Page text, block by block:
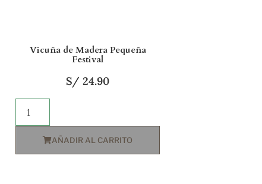
Vicuña de Madera Pequeña
Festival
S/ 24.90
AÑADIR AL CARRITO